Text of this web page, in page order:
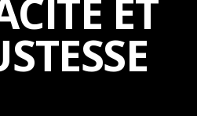
ET